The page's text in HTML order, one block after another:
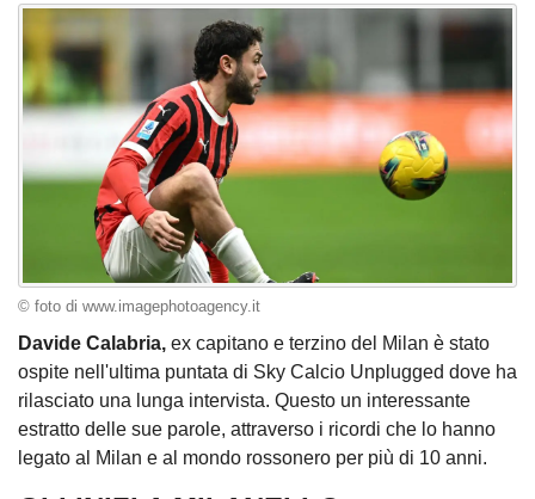
© foto di www.imagephotoagency.it
Davide Calabria, ex capitano e terzino del Milan è stato
ospite nell'ultima puntata di Sky Calcio Unplugged dove ha
rilasciato una lunga intervista. Questo un interessante
estratto delle sue parole, attraverso i ricordi che lo hanno
legato al Milan e al mondo rossonero per più di 10 anni.